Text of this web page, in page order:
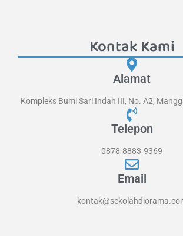
Kontak Kami
Alamat
Kompleks Bumi Sari Indah III, No. A2,
Telepon
0878-8883-9369
Email